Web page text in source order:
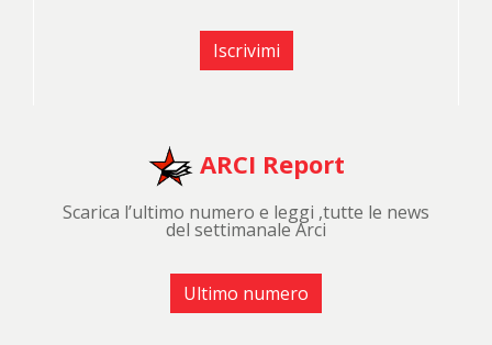
Iscrivimi
ARCI Report
Scarica l’ultimo numero e leggi ,tutte le news
del settimanale Arci
Ultimo numero